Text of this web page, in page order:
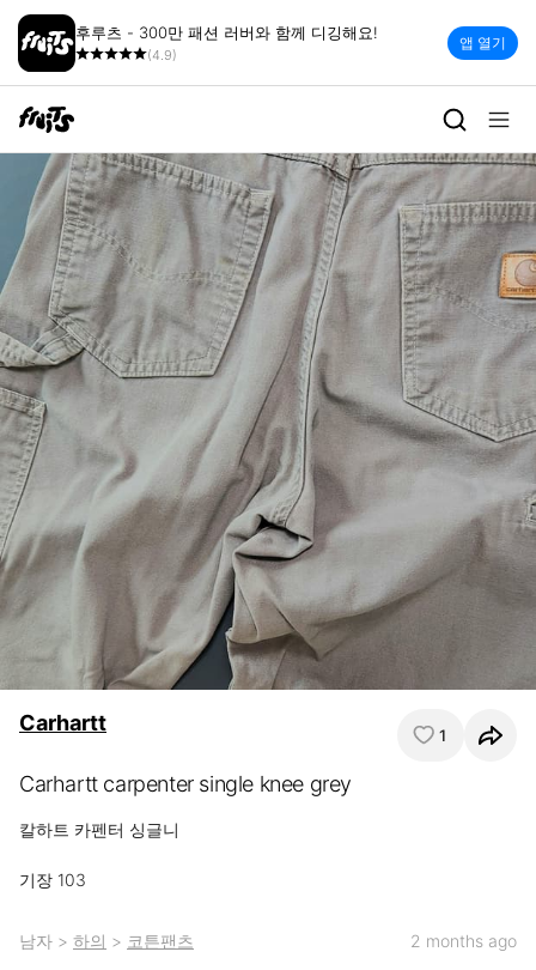
후루츠 - 300만 패션 러버와 함께 디깅해요!
(4.9)
앱 열기
Carhartt 1
Carhartt carpenter single knee grey
칼하트 카펜터 싱글니
기장 103
남자 > 하의 > 코튼팬츠 2 months ago